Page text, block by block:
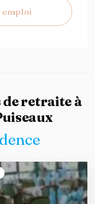
emploi
de retraite à